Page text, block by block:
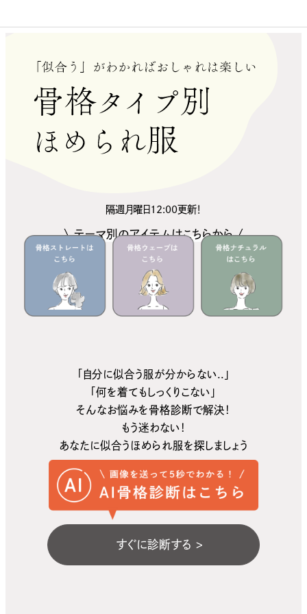
隔週月曜日12:00更新！
\ テーマ別のアイテムはこちらから /
「自分に似合う服が分からない..」
「何を着てもしっくりこない」
そんなお悩みを骨格診断で解決！
もう迷わない！
あなたに似合うほめられ服を探しましょう
すぐに診断する